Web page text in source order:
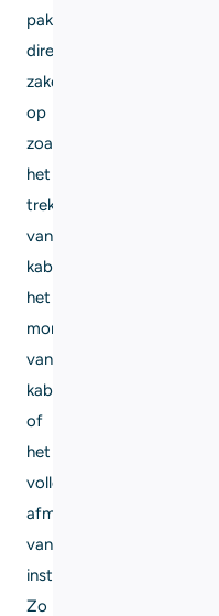
pakken
direct
zaken
op
zoals
het
trekken
van
kabels,
het
monteren
van
kabelgoten
of
het
volledig
afmonteren
van
installaties.
Zo